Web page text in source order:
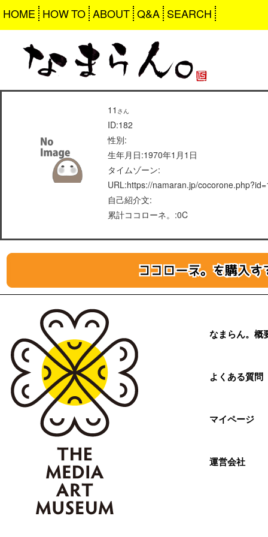
HOME HOW TO ABOUT Q&A SEARCH
11 さん
ID:182
性別:
生年月日:1970年1月1日
タイムゾーン:
URL:https://namaran.jp/
自己紹介文:
累計ココローネ。:0C
なまらん。概
よくある質問
マイページ
運営会社